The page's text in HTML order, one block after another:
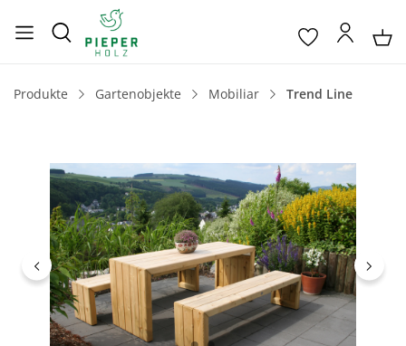
Produkte Gartenobjekte Mobiliar Trend Line
Bildergalerie überspringen